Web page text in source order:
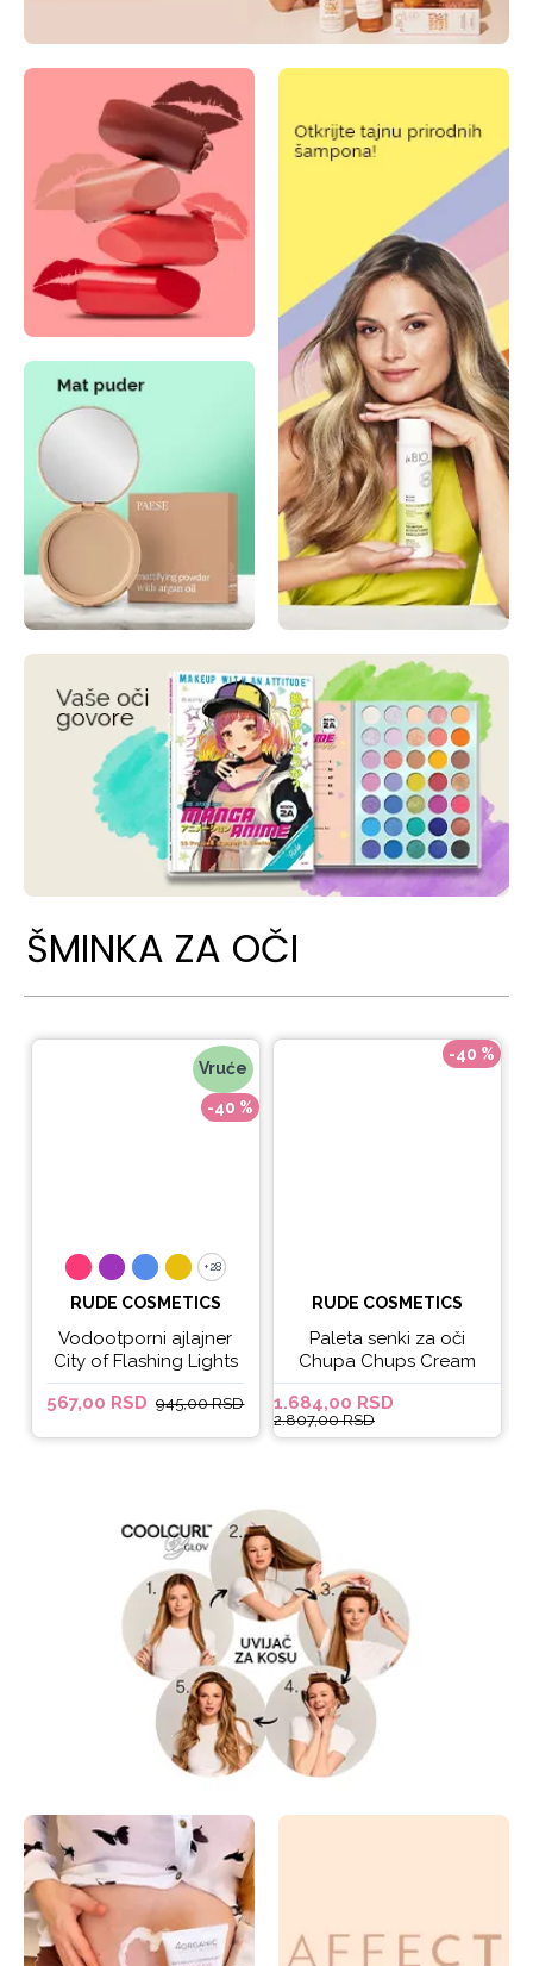
ŠMINKA ZA OČI
Vruće
-40 %
+28
+28
RUDE COSMETICS
Vodootporni ajlajner
City of Flashing Lights
Micro Retractable Liner
- It's Lit
567,00 RSD 945,00 RSD
-40 %
RUDE COSMETICS
Paleta senki za oči
Chupa Chups Cream
Soda
1.684,00 RSD
2.807,00 RSD